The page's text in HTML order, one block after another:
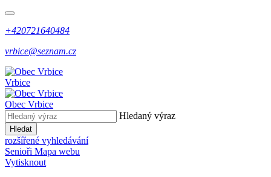
+420721640484
vrbice@seznam.cz
Vrbice
Obec Vrbice
Hledaný výraz
Hledat
rozšířené vyhledávání
Senioři Mapa webu
Vytisknout